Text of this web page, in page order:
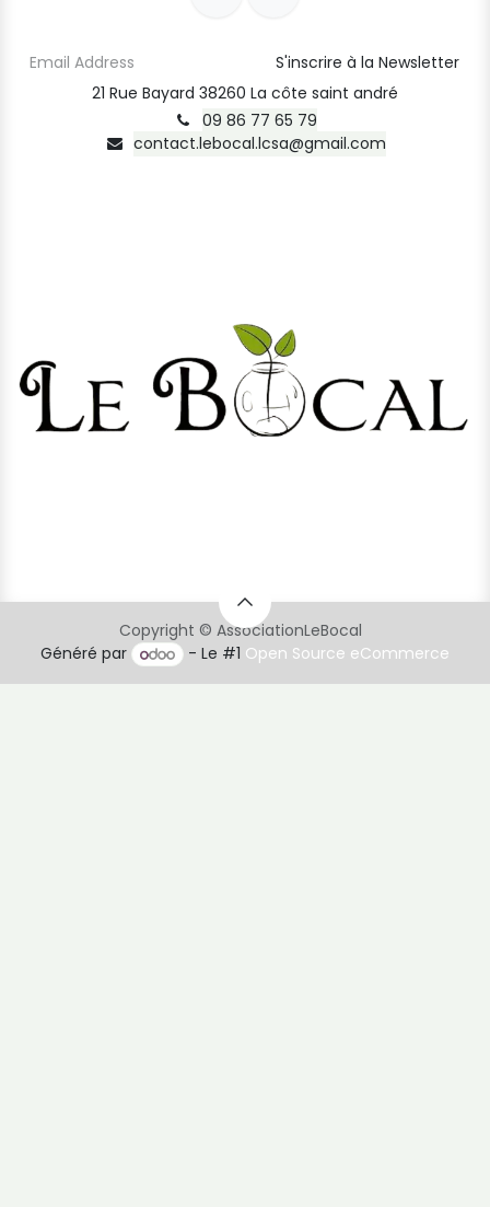
S'inscrire à la Newsletter
21 Rue Bayard 38260 La côte saint andré
09 86 77 65 79
contact.lebocal.lcsa@gmail.com
Copyright © AssociationLeBocal
Généré par
- Le #1 Open Source eCommerce